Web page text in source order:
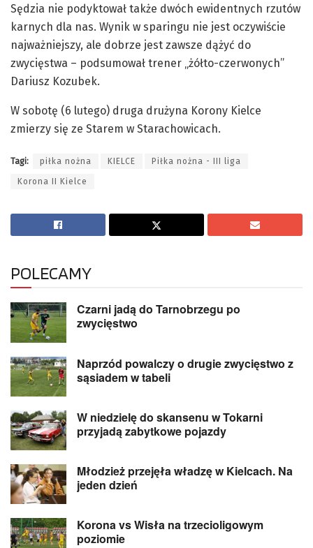
Sędzia nie podyktował także dwóch ewidentnych rzutów
karnych dla nas. Wynik w sparingu nie jest oczywiście
najważniejszy, ale dobrze jest zawsze dążyć do
zwycięstwa – podsumował trener „żółto-czerwonych”
Dariusz Kozubek.
W sobotę (6 lutego) druga drużyna Korony Kielce
zmierzy się ze Starem w Starachowicach.
Tagi: piłka nożna KIELCE Piłka nożna - III liga
Korona II Kielce
POLECAMY
Czarni jadą do Tarnobrzegu po
zwycięstwo
Naprzód powalczy o drugie zwycięstwo z
sąsiadem w tabeli
W niedzielę do skansenu w Tokarni
przyjadą zabytkowe pojazdy
Młodzież przejęła władzę w Kielcach. Na
jeden dzień
Korona vs Wisła na trzecioligowym
poziomie